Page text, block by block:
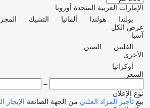
الإمارات العربية المتحدة أوروبا
بولندا
هولندا ألمانيا التشيك المجر
عرض الكل
آسيا
الفلبين
الصين
الأخرى
أوكرانيا
السعر
–
نوع الإعلان
بيع تأجير المزاد العلني من الجهة الصانعة الإيجار